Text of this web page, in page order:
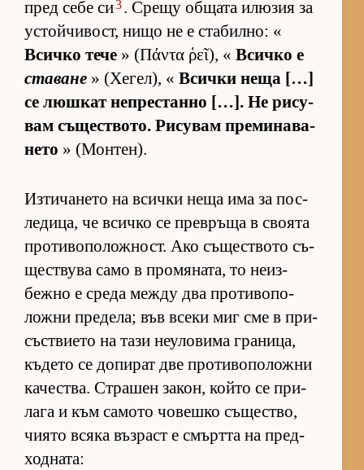
пред себе си3. Срещу об­щата илю­зия за
ус­той­чи­вост, нищо не е ста­бил­но: «
Всичко тече » (Πάντα ῥεῖ), « Всичко е
ставане » (Хе­гел), « Всички неща […]
се люш­кат неп­рес­танно […]. Не ри­су­
вам съ­щес­т­во­то. Ри­су­вам пре­ми­на­ва­
нето » (Мон­тен).
Из­ти­ча­нето на всички неща има за пос­
ле­ди­ца, че всичко се прев­ръща в сво­ята
про­ти­во­по­лож­ност. Ако съ­щес­т­вото съ­
щес­т­вува само в про­мя­на­та, то не­из­
бежно е среда между два про­ти­во­по­
ложни пре­де­ла; във всеки миг сме в при­
със­т­ви­ето на тази не­у­ло­вима гра­ни­ца,
къ­дето се до­пи­рат две про­ти­во­по­ложни
ка­чес­т­ва. Стра­шен за­кон, който се при­
лага и към са­мото чо­вешко съ­щес­т­во,
чи­ято всяка въз­раст е смъртта на пред­
ход­на­та: